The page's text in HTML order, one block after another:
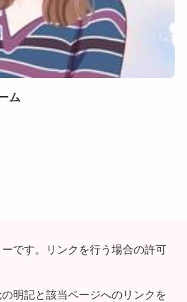
ム
です。リンクを行う場合の許可
明記と該当ページへのリンクを